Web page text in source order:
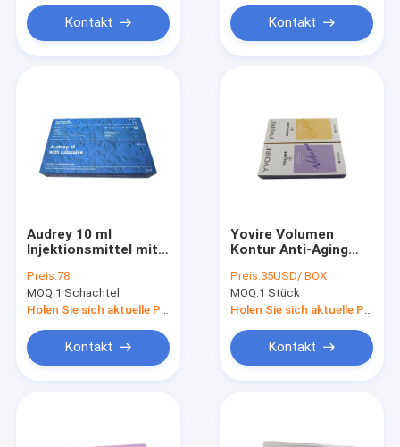
Einspritzung Filorga 135HA
Hyaluronsäure-Stift
Goldprotein-Peptid
Planierungsausrüstung Derma
Mikrocannula-Nadel
Kontakt Kontakt
Audrey 10 ml
Injektionsmittel mit
M Audrey
Preis:78
MOQ:1 Schachtel
Holen Sie sich aktuelle Preis
Kontakt
Yovire Volumen
Kontur Anti-Aging
HA Yovire
Preis:35USD/ BOX
MOQ:1 Stück
Holen Sie sich aktuelle Preis
Kontakt